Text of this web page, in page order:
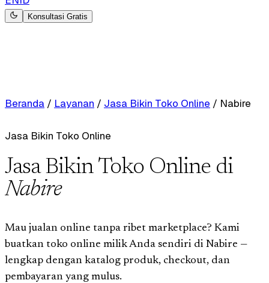
Konsultasi Gratis
Beranda / Layanan / Jasa Bikin Toko Online / Nabire
Jasa Bikin Toko Online
Jasa Bikin Toko Online di
Nabire
Mau jualan online tanpa ribet marketplace? Kami
buatkan toko online milik Anda sendiri di Nabire —
lengkap dengan katalog produk, checkout, dan
pembayaran yang mulus.